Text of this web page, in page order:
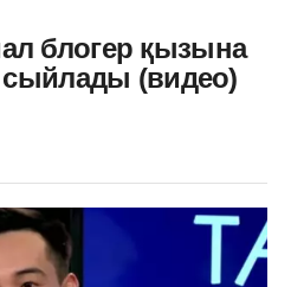
блогер қызына
сыйлады (видео)